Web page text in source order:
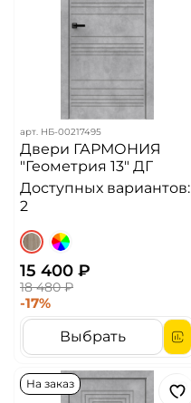
арт. НБ-00217495
Двери ГАРМОНИЯ
"Геометрия 13" ДГ
Доступных вариантов:
2
15 400 ₽
18 480 ₽
-17%
Выбрать
На заказ